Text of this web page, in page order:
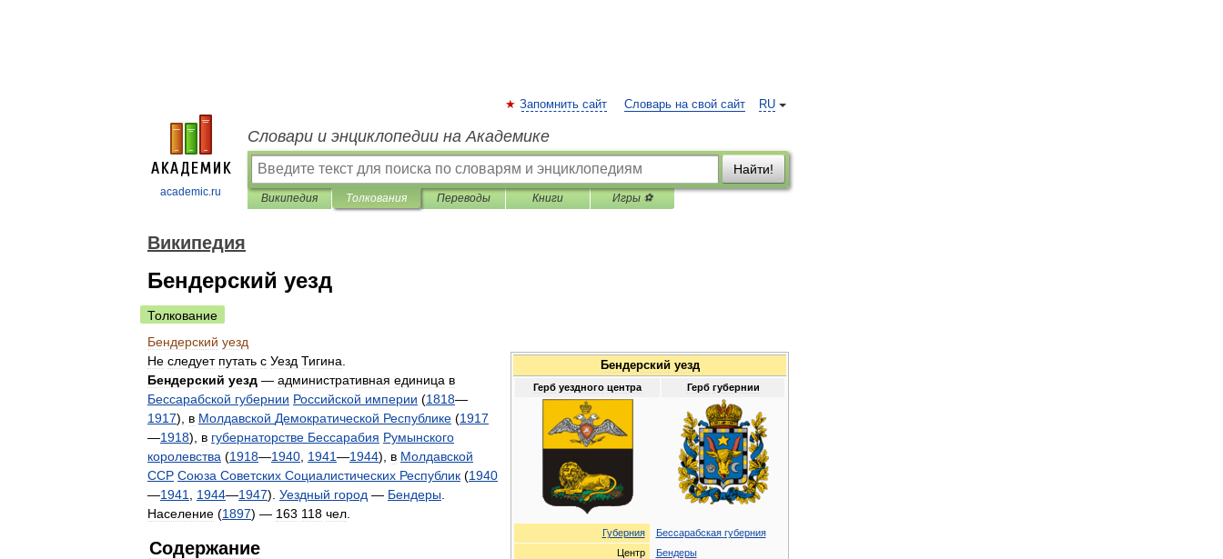
academic.ru
RU
Запомнить сайт Словарь на свой сайт
Словари и энциклопедии на Академике
Найти!
Википедия Толкования Переводы Книги Игры ⚽
Википедия
Бендерский уезд
Толкование
Бендерский уезд
Бендерский уезд
Герб уездного центра Герб губернии
Губерния Бессарабская губерния
Центр
Бендеры
Не следует путать с Уезд Тигина
Бендерский уезд — административная единица в
Бессарабской губернии Российской империи (1818—
1917), в Молдавской Демократической Республике (1917
—1918), в губернаторстве Бессарабия Румынского
королевства (1918—1940 1941—1944), в Молдавской
ССР Союза Советских Социалистических Республик (1940
—1941 1944—1947). Уездный город — Бендеры
Население (1897) — 163 118 чел
Содержание